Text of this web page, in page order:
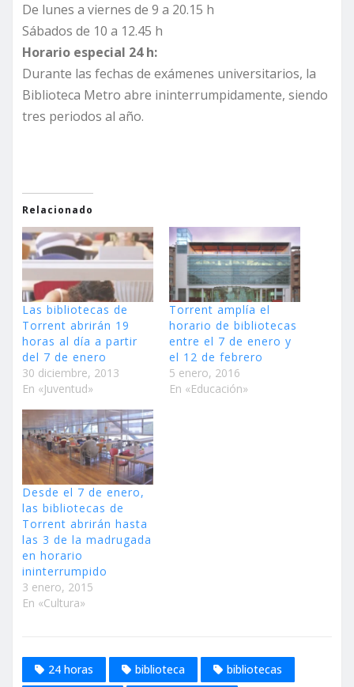
De lunes a viernes de 9 a 20.15 h
Sábados de 10 a 12.45 h
Horario especial 24 h:
Durante las fechas de exámenes universitarios, la
Biblioteca Metro abre ininterrumpidamente, siendo
tres periodos al año.
Relacionado
Las bibliotecas de
Torrent abrirán 19
horas al día a partir
del 7 de enero
30 diciembre, 2013
En «Juventud»
Torrent amplía el
horario de bibliotecas
entre el 7 de enero y
el 12 de febrero
5 enero, 2016
En «Educación»
Desde el 7 de enero,
las bibliotecas de
Torrent abrirán hasta
las 3 de la madrugada
en horario
ininterrumpido
3 enero, 2015
En «Cultura»
24 horas biblioteca
bibliotecas